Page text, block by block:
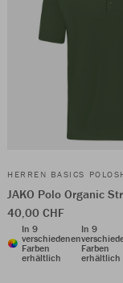
HERREN BASICS
JAKO Polo Organic
40,00 CHF
In 9
verschiedenen
Farben
erhältlich
In 9
Farben
erhältlich